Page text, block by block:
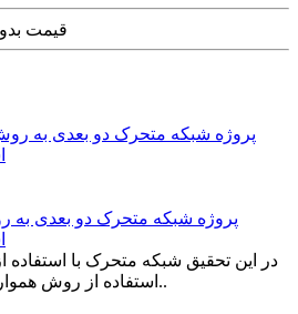
قیمت بدون
پروژه شبکه متحرک دو بعدی به
در این تحقیق شبکه متحرک با
استفاده از روش هموارسازی شبکه جهت انجام ج..